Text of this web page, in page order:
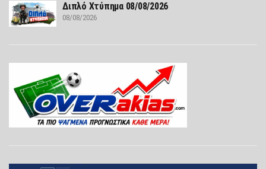
Διπλό Χτύπημα 08/08/2026
08/08/2026